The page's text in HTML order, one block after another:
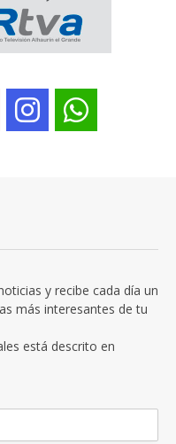
y recibe cada día un
más interesantes de tu
está descrito en